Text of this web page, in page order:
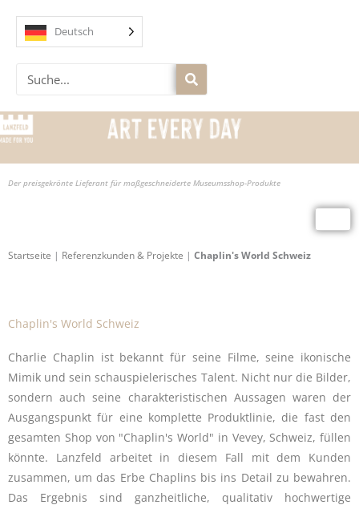
Inhalt
springen
Deutsch
Suche
Der preisgekrönte Lieferant für maßgeschneiderte Museumsshop-Produkte
Startseite | Referenzkunden & Projekte | Chaplin's World Schweiz
Chaplin's World Schweiz
Charlie Chaplin ist bekannt für seine Filme, seine ikonische
Mimik und sein schauspielerisches Talent. Nicht nur die Bilder,
sondern auch seine charakteristischen Aussagen waren der
Ausgangspunkt für eine komplette Produktlinie, die fast den
gesamten Shop von "Chaplin's World" in Vevey, Schweiz, füllen
könnte. Lanzfeld arbeitet in diesem Fall mit dem Kunden
zusammen, um das Erbe Chaplins bis ins Detail zu bewahren.
Das Ergebnis sind ganzheitliche, qualitativ hochwertige